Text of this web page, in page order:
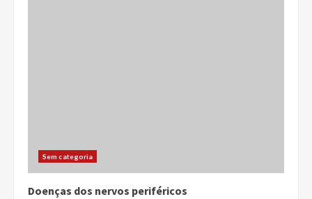
Sem categoria
Doenças dos nervos periféricos